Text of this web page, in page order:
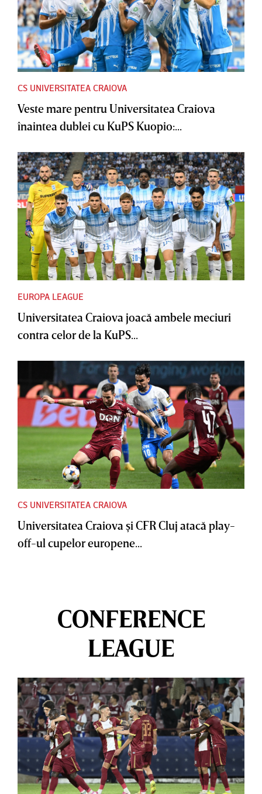
CS UNIVERSITATEA CRAIOVA
Veste mare pentru Universitatea Craiova
înaintea dublei cu KuPS Kuopio:...
EUROPA LEAGUE
Universitatea Craiova joacă ambele meciuri
contra celor de la KuPS...
CS UNIVERSITATEA CRAIOVA
Universitatea Craiova şi CFR Cluj atacă play-
off-ul cupelor europene...
CONFERENCE
LEAGUE